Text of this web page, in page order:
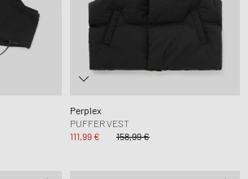
Perplex
PUFFER VEST
111,99 €
158,99 €